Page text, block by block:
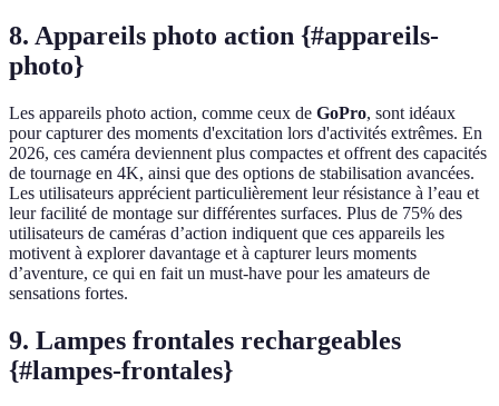
8. Appareils photo action {#appareils-
photo}
Les appareils photo action, comme ceux de GoPro, sont idéaux
pour capturer des moments d'excitation lors d'activités extrêmes. En
2026, ces caméra deviennent plus compactes et offrent des capacités
de tournage en 4K, ainsi que des options de stabilisation avancées.
Les utilisateurs apprécient particulièrement leur résistance à l’eau et
leur facilité de montage sur différentes surfaces. Plus de 75% des
utilisateurs de caméras d’action indiquent que ces appareils les
motivent à explorer davantage et à capturer leurs moments
d’aventure, ce qui en fait un must-have pour les amateurs de
sensations fortes.
9. Lampes frontales rechargeables
{#lampes-frontales}